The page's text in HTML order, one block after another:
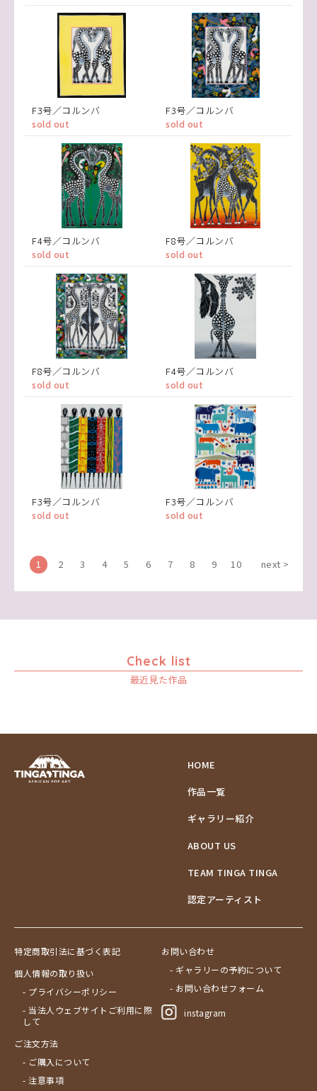
F3号／コルンバ
sold out
F3号／コルンバ
sold out
F4号／コルンバ
sold out
F8号／コルンバ
sold out
F8号／コルンバ
sold out
F4号／コルンバ
sold out
F3号／コルンバ
sold out
F3号／コルンバ
sold out
1 2 3 4 5 6 7 8 9 10 next >
Check list
最近見た作品
HOME
作品一覧
ギャラリー紹介
ABOUT US
TEAM TINGA TINGA
認定アーティスト
特定商取引法に基づく表記
個人情報の取り扱い
- プライバシーポリシー
- 当法人ウェブサイトご利用に際
して
ご注文方法
- ご購入について
- 注意事項
お問い合わせ
- ギャラリーの予約について
- お問い合わせフォーム
instagram